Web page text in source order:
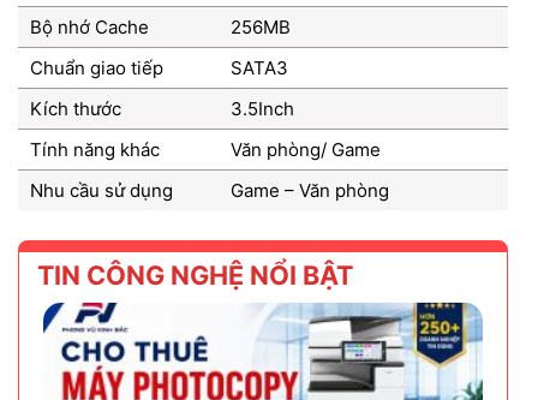
Bộ nhớ Cache
256MB
Chuẩn giao tiếp
SATA3
Kích thước
3.5Inch
Tính năng khác
Văn phòng/ Game
Nhu cầu sử dụng
Game – Văn phòng
TIN CÔNG NGHỆ NỔI BẬT